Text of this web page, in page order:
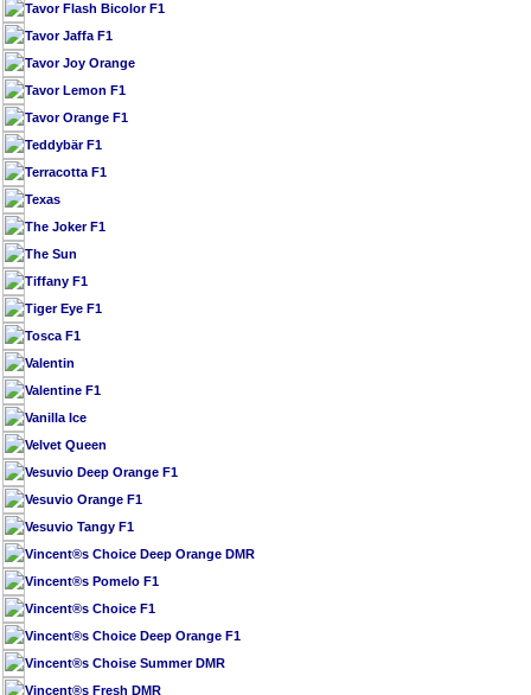
Tavor Flash Bicolor F1
Tavor Jaffa F1
Tavor Joy Orange
Tavor Lemon F1
Tavor Orange F1
Teddybär F1
Terracotta F1
Texas
The Joker F1
The Sun
Tiffany F1
Tiger Eye F1
Tosca F1
Valentin
Valentine F1
Vanilla Ice
Velvet Queen
Vesuvio Deep Orange F1
Vesuvio Orange F1
Vesuvio Tangy F1
Vincent®s Choice Deep Orange DMR
Vincent®s Pomelo F1
Vincent®s Choice F1
Vincent®s Choice Deep Orange F1
Vincent®s Choise Summer DMR
Vincent®s Fresh DMR